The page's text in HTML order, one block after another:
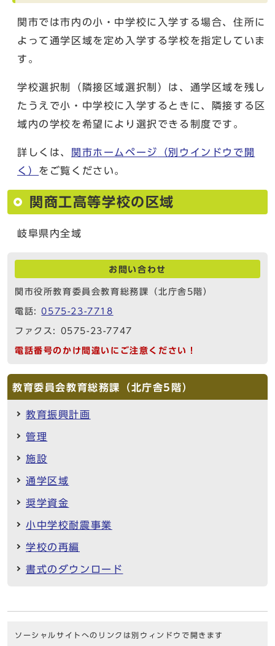
関市では市内の小・中学校に入学する場合、住所に
よって通学区域を定め入学する学校を指定していま
す。
学校選択制（隣接区域選択制）は、通学区域を残し
たうえで小・中学校に入学するときに、隣接する区
域内の学校を希望により選択できる制度です。
詳しくは、 関市ホームページ
（別ウインドウで開
く） をご覧ください。
関商工高等学校の区域
岐阜県内全域
お問い合わせ
関市役所教育委員会教育総務課（北庁舎5階）
電話:0575-23-7718
ファクス: 0575-23-7747
電話番号のかけ間違いにご注意ください！
教育委員会教育総務課（北庁舎5階）
教育振興計画
管理
施設
通学区域
奨学資金
小中学校耐震事業
学校の再編
書式のダウンロード
ソーシャルサイトへのリンクは別ウィンドウで開きます